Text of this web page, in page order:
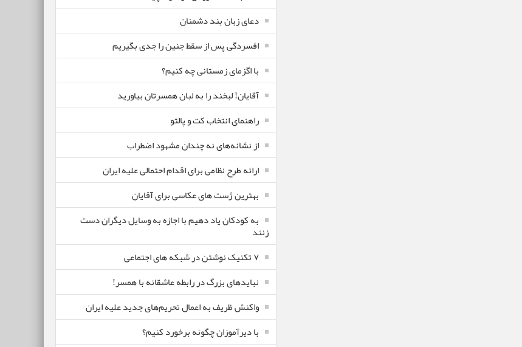
دعای زبان بند دشمنان
افسردگی پس از سقط جنین را جدی بگیریم
با اگزمای زمستانی چه کنیم؟
آقایان! لبخند را به لبان همسرتان بیاورید
راهنمای انتخاب کت و پالتو
از نشانه‌های نه چندان مشهود اضطراب
ارائه طرح نظامی برای اقدام احتمالی علیه ایران
بهترین ژست های عکاسی برای آقایان
به کودکان یاد دهیم با اجازه به وسایل دیگران دست
زنند
۷ تکنیک نوشتن در شبکه های اجتماعی
نبایدهای بزرگ در رابطه عاشقانه با همسر!
واکنش ظریف به اعمال تحریم‌های جدید علیه ایران
با دیرآموزان چگونه برخورد کنیم؟